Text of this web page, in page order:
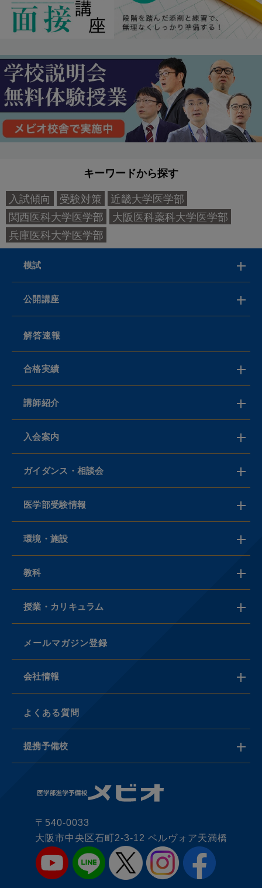
キーワードから探す
入試傾向 受験対策
近畿大学医学部
関西医科大学医学部
大阪医科薬科大学医学部
兵庫医科大学医学部
模試
公開講座
解答速報
合格実績
講師紹介
入会案内
ガイダンス・相談会
医学部受験情報
環境・施設
教科
授業・カリキュラム
メールマガジン登録
会社情報
よくある質問
提携予備校
〒540-0033
大阪市中央区石町2-3-12 ベルヴォア天満橋